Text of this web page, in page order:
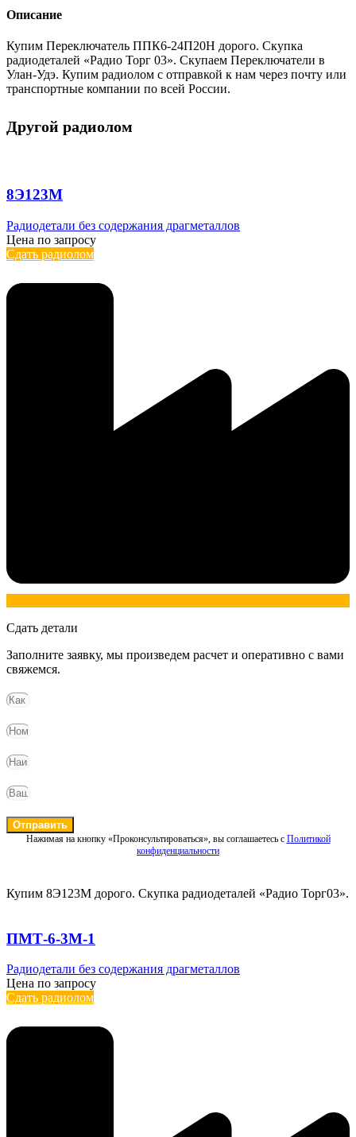
Описание
Купим Переключатель ППК6-24П20Н дорого. Скупка
радиодеталей «Радио Торг 03». Скупаем Переключатели в
Улан-Удэ. Купим радиолом с отправкой к нам через почту или
транспортные компании по всей России.
Другой радиолом
8Э123М
Радиодетали без содержания драгметаллов
Цена по запросу
Сдать радиолом
Сдать детали
Заполните заявку, мы произведем расчет и оперативно с вами
свяжемся.
Отправить
Нажимая на кнопку «Проконсультироваться», вы соглашаетесь с Политикой
конфиденциальности
Купим 8Э123М дорого. Скупка радиодеталей «Радио Торг03».
ПМТ-6-3М-1
Радиодетали без содержания драгметаллов
Цена по запросу
Сдать радиолом